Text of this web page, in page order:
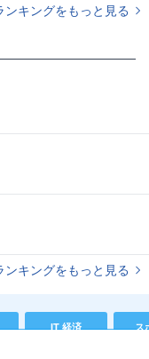
キングをもっと見る
キングをもっと見る
IT 経済 ス